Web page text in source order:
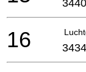
16